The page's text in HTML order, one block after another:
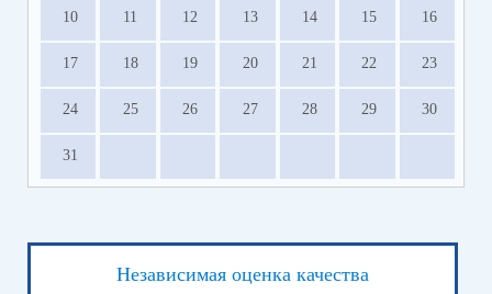
10 11 12 13 14 15 16
17 18 19 20 21 22 23
24 25 26 27 28 29 30
31
Независимая оценка качества